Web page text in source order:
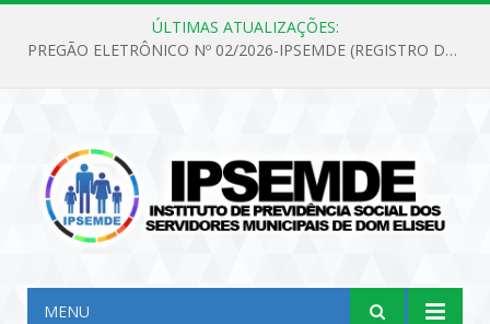
ÚLTIMAS ATUALIZAÇÕES:
PREGÃO ELETRÔNICO Nº 02/2026-IPSEMDE (REGISTRO DE PREÇOS PARA FUTURA E EVENTUAL AQUISIÇÃO DE MATERIAL DE LIMPEZA E GÊNEROS ALIMENTÍCIOS PARA ATENDER AS NECESSIDADES DO INSTITUTO DE PREVIDÊNCIA SOCIAL DOS SERVIDORES MUNICIPAIS DE DOM ELISEU.)
MENU